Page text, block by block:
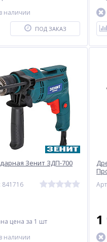
наличии
ПОД ЗАКАЗ
Зенит ЗДП-700
841716
цена за 1 шт
наличии
1